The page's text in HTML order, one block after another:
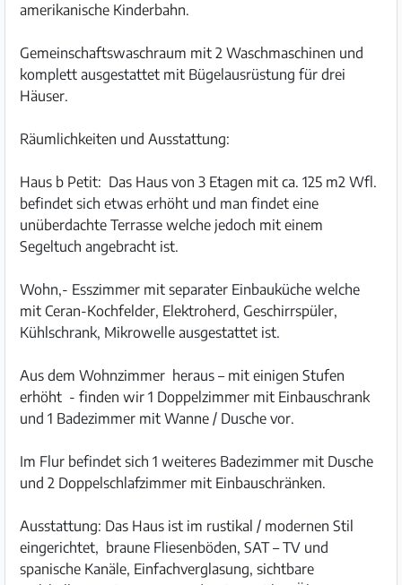
amerikanische Kinderbahn.
Gemeinschaftswaschraum mit 2 Waschmaschinen und
komplett ausgestattet mit Bügelausrüstung für drei
Häuser.
Räumlichkeiten und Ausstattung:
Haus b Petit: Das Haus von 3 Etagen mit ca. 125 m2 Wfl.
befindet sich etwas erhöht und man findet eine
unüberdachte Terrasse welche jedoch mit einem
Segeltuch angebracht ist.
Wohn,- Esszimmer mit separater Einbauküche welche
mit Ceran-Kochfelder, Elektroherd, Geschirrspüler,
Kühlschrank, Mikrowelle ausgestattet ist.
Aus dem Wohnzimmer heraus – mit einigen Stufen
erhöht - finden wir 1 Doppelzimmer mit Einbauschrank
und 1 Badezimmer mit Wanne / Dusche vor.
Im Flur befindet sich 1 weiteres Badezimmer mit Dusche
und 2 Doppelschlafzimmer mit Einbauschränken.
Ausstattung: Das Haus ist im rustikal / modernen Stil
eingerichtet, braune Fliesenböden, SAT – TV und
spanische Kanäle, Einfachverglasung, sichtbare